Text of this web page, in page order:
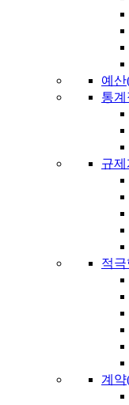
예
통계
규제
적극
계약